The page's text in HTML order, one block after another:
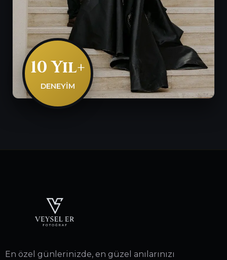
10 Yıl+
DENEYIM
En özel günlerinizde, en güzel anılarınızı